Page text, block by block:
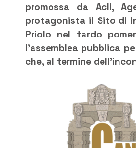
promossa da Acli,
protagonista il Sito di
Priolo nel tardo
l’assemblea pubblica
che, al termine